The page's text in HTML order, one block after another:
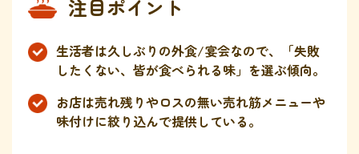
注目ポイント
生活者は久しぶりの外食/宴会なので、「失敗
したくない、皆が食べられる味」を選ぶ傾向。
お店は売れ残りやロスの無い売れ筋メニューや
味付けに絞り込んで提供している。